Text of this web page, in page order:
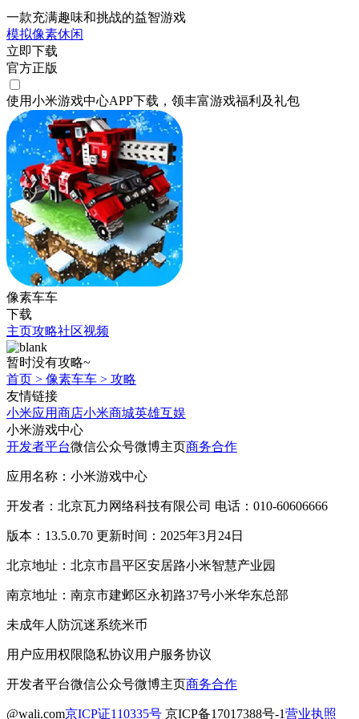
一款充满趣味和挑战的益智游戏
模拟像素休闲
立即下载
官方正版
使用小米游戏中心APP下载 ，领丰富游戏福利 及礼包
像素车车
下载
主页攻略社区视频
暂时没有攻略~
首页 > 像素车车 > 攻略
友情链接
小米应用商店小米商城英雄互娱
小米游戏中心
开发者平台微信公众号微博主页商务合作
应用名称：小米游戏中心
开发者：北京瓦力网络科技有限公司 电话：010-60606666
版本：13.5.0.70 更新时间：2025年3月24日
北京地址：北京市昌平区安居路小米智慧产业园
南京地址：南京市建邺区永初路37号小米华东总部
未成年人防沉迷系统米币
用户应用权限隐私协议用户服务协议
开发者平台微信公众号微博主页商务合作
@wali.com京ICP证110335号 京ICP备17017388号-1营业执照